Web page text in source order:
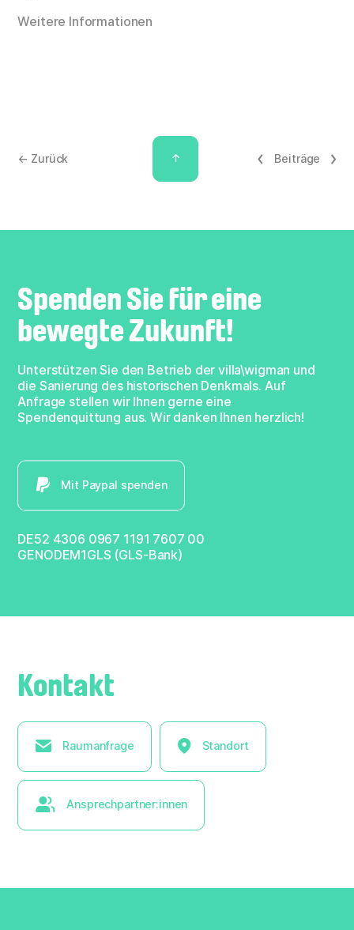
Weitere Informationen
← Zurück ↑ Beiträge
Spenden Sie für eine
bewegte Zukunft!
Unterstützen Sie den Betrieb der villa\wigman und
die Sanierung des historischen Denkmals. Auf
Anfrage stellen wir Ihnen gerne eine
Spendenquittung aus. Wir danken Ihnen herzlich!
Mit Paypal spenden
DE52 4306 0967 1191 7607 00
GENODEM1GLS (GLS-Bank)
Kontakt
Raumanfrage Standort
Ansprechpartner:innen